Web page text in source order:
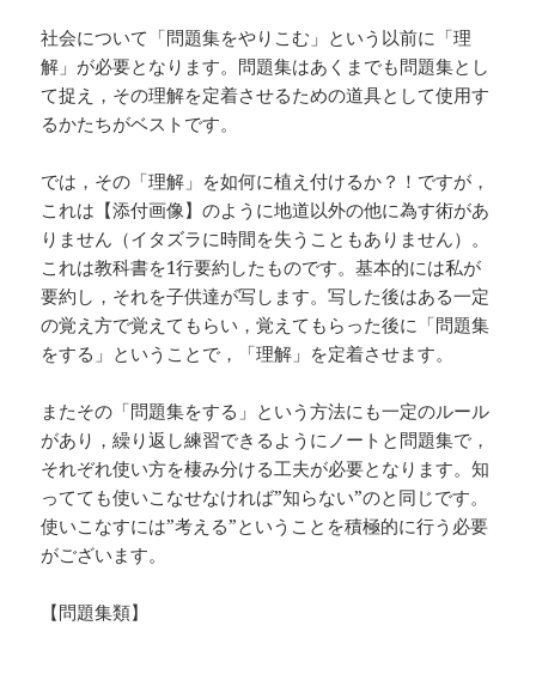
社会について「問題集をやりこむ」という以前に「理
解」が必要となります。問題集はあくまでも問題集とし
て捉え，その理解を定着させるための道具として使用す
るかたちがベストです。
では，その「理解」を如何に植え付けるか？！ですが，
これは【添付画像】のように地道以外の他に為す術があ
りません（イタズラに時間を失うこともありません）。
これは教科書を1行要約したものです。基本的には私が
要約し，それを子供達が写します。写した後はある一定
の覚え方で覚えてもらい，覚えてもらった後に「問題集
をする」ということで，「理解」を定着させます。
またその「問題集をする」という方法にも一定のルール
があり，繰り返し練習できるようにノートと問題集で，
それぞれ使い方を棲み分ける工夫が必要となります。知
ってても使いこなせなければ”知らない”のと同じです。
使いこなすには”考える”ということを積極的に行う必要
がございます。
【問題集類】